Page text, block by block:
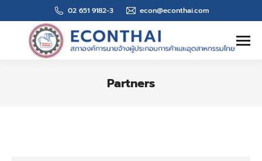
02 651 9182-3 econ@econthai.com
Search:
Partners